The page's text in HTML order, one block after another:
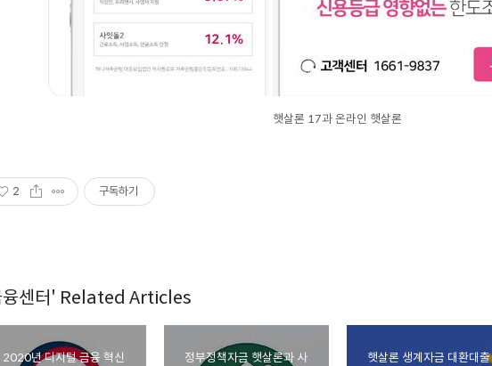
햇살론 17과 온라인 햇살론
2 구독하기
센터' Related Articles
2020년 디지털 금융 혁신
정부정책자금 햇살론과 사
햇살론 생계자금 대환대출